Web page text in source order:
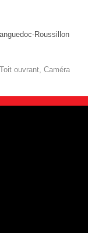
Roussillon
ouvrant, Caméra